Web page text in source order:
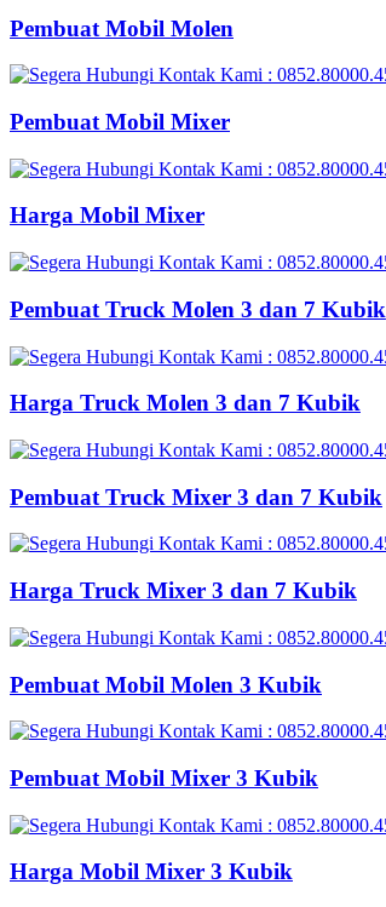
Pembuat Mobil Molen
Pembuat Mobil Mixer
Harga Mobil Mixer
Pembuat Truck Molen 3 dan 7 Kubik
Harga Truck Molen 3 dan 7 Kubik
Pembuat Truck Mixer 3 dan 7 Kubik
Harga Truck Mixer 3 dan 7 Kubik
Pembuat Mobil Molen 3 Kubik
Pembuat Mobil Mixer 3 Kubik
Harga Mobil Mixer 3 Kubik